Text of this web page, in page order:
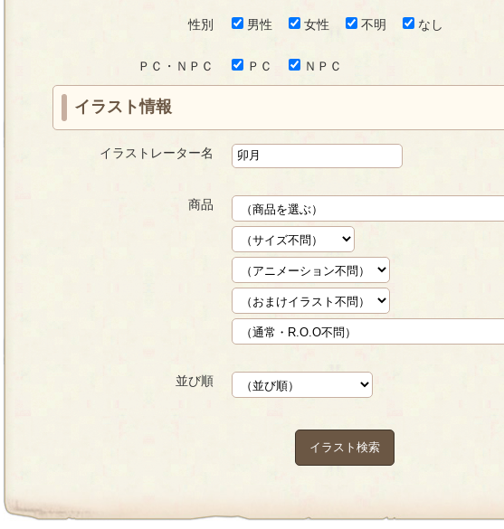
性別 男性 女性 不明 なし
ＰＣ・ＮＰＣ ＰＣ ＮＰＣ
イラスト情報
イラストレーター名
商品
並び順
イラスト検索